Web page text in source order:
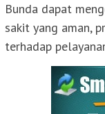
Bunda dapat
sakit yang aman,
terhadap